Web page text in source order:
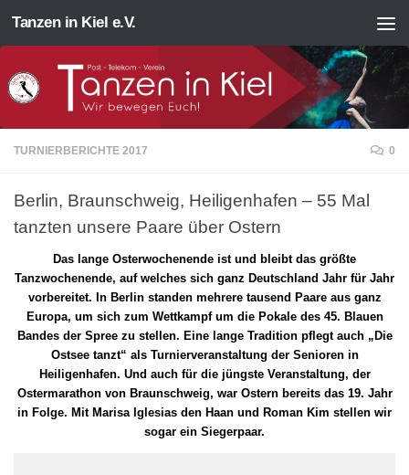
Zum Inhalt springen
Tanzen in Kiel e.V.
TURNIERBERICHTE 2017 0
Berlin, Braunschweig, Heiligenhafen – 55 Mal
tanzten unsere Paare über Ostern
Das lange Osterwochenende ist und bleibt das größte
Tanzwochenende, auf welches sich ganz Deutschland Jahr für Jahr
vorbereitet. In Berlin standen mehrere tausend Paare aus ganz
Europa, um sich zum Wettkampf um die Pokale des 45. Blauen
Bandes der Spree zu stellen. Eine lange Tradition pflegt auch „Die
Ostsee tanzt“ als Turnierveranstaltung der Senioren in
Heiligenhafen. Und auch für die jüngste Veranstaltung, der
Ostermarathon von Braunschweig, war Ostern bereits das 19. Jahr
in Folge. Mit Marisa Iglesias den Haan und Roman Kim stellen wir
sogar ein Siegerpaar.